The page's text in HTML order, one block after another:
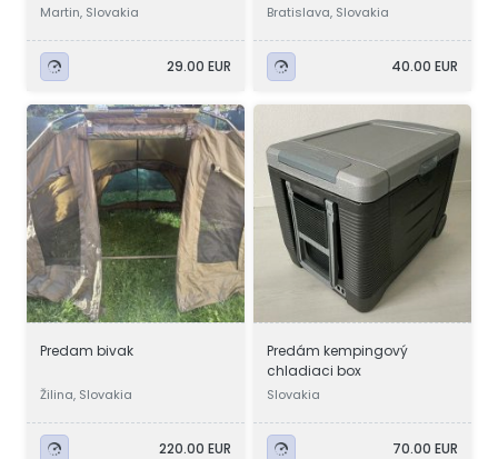
Martin, Slovakia
29.00 EUR
Bratislava, Slovakia
40.00 EUR
Predam bivak
Žilina, Slovakia
220.00 EUR
Predám kempingový
chladiaci box
Slovakia
70.00 EUR